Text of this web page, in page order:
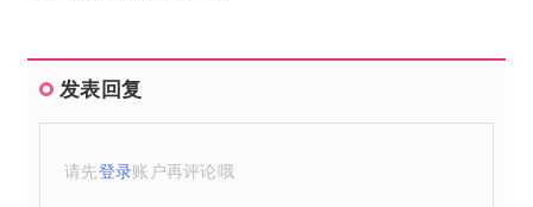
发表回复
请先登录账户再评论哦